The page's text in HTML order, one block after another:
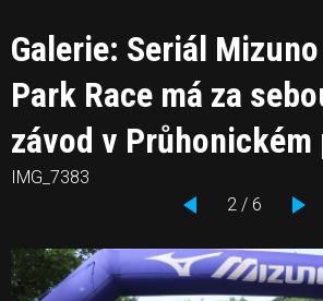
Galerie: Seriál
Park Race má za
závod v Průhonickém
IMG_7383
2 / 6